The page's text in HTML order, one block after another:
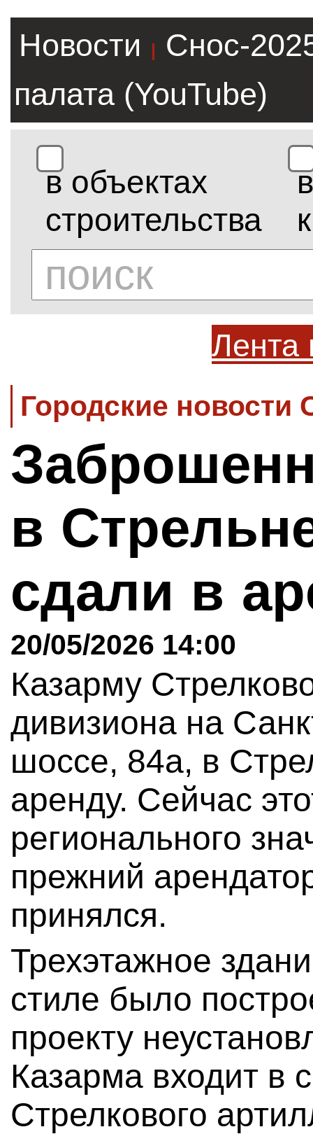
Новости |
Снос-
палата (YouTube)
в объектах
строительства
в
Лента
Городские новости
в
сдали в
20/05/2026 14:00
Казарму
дивизиона на
шоссе, 84а, в
аренду. Сейчас
регионального
прежний
принялся.
Трехэтажное
стиле было
проекту
Казарма входит в
Стрелкового